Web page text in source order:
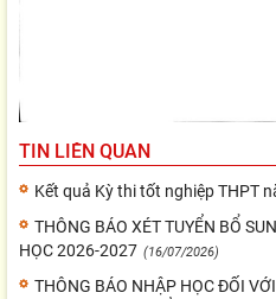
TIN LIÊN QUAN
Kết quả Kỳ thi tốt nghiệp THPT
THÔNG BÁO XÉT TUYỂN BỔ
HỌC 2026-2027 (16/07/2026)
THÔNG BÁO NHẬP HỌC ĐỐI